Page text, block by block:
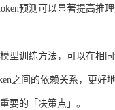
预测可以显著提高推
型训练方法，可以在相
之间的依赖关系，更好
要的「决策点」。